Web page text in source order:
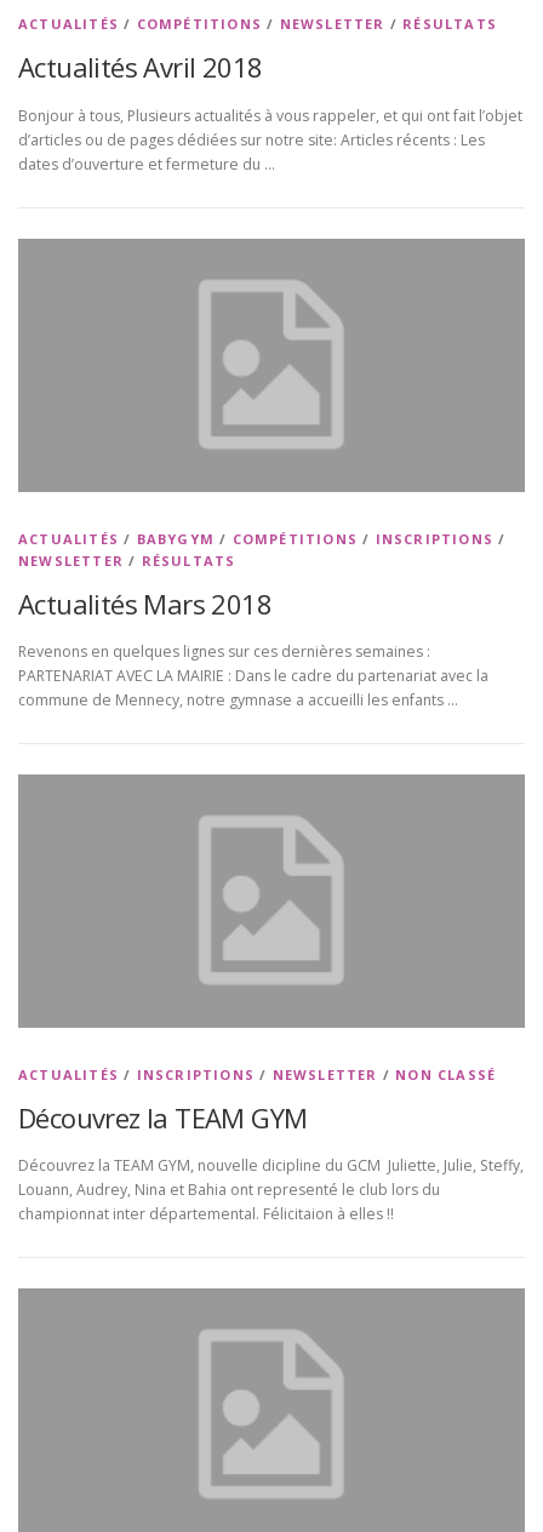
ACTUALITÉS / COMPÉTITIONS / NEWSLETTER / RÉSULTATS
Actualités Avril 2018
Bonjour à tous, Plusieurs actualités à vous rappeler, et qui ont fait l’objet
d’articles ou de pages dédiées sur notre site: Articles récents : Les
dates d’ouverture et fermeture du …
ACTUALITÉS / BABYGYM / COMPÉTITIONS / INSCRIPTIONS /
NEWSLETTER / RÉSULTATS
Actualités Mars 2018
Revenons en quelques lignes sur ces dernières semaines :
PARTENARIAT AVEC LA MAIRIE : Dans le cadre du partenariat avec la
commune de Mennecy, notre gymnase a accueilli les enfants …
ACTUALITÉS / INSCRIPTIONS / NEWSLETTER / NON CLASSÉ
Découvrez la TEAM GYM
Découvrez la TEAM GYM, nouvelle dicipline du GCM Juliette, Julie, Steffy,
Louann, Audrey, Nina et Bahia ont representé le club lors du
championnat inter départemental. Félicitaion à elles !!